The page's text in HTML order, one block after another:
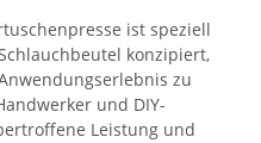
ist speziell
konzipiert,
zu
und DIY-
Leistung und